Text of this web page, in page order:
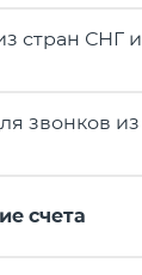
стран СНГ
звонков
счета